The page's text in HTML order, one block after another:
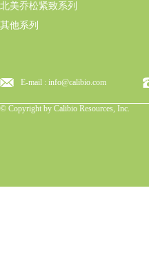
北美乔松紧致系列
其他系列
E-mail : info@calibio.com
© Copyright by Calibio Resources, Inc.